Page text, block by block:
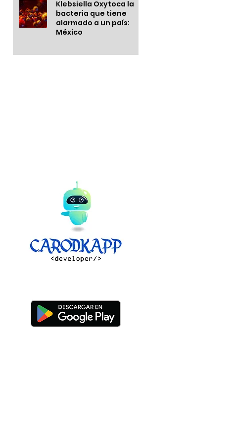
Klebsiella Oxytoca la
bacteria que tiene
alarmado a un país:
México